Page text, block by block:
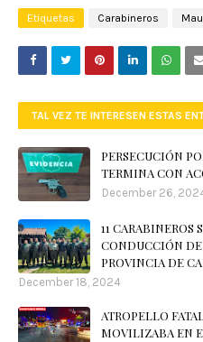
Etiquetas Carabineros
TAL VEZ TE INTERESEN ESTAS
PERSECUCIÓN
TERMINA CON
December 26,
11 CARABINEROS
CONDUCCIÓN
PROVINCIA DE
December 18, 2024
ATROPELLO
MOVILIZABA EN